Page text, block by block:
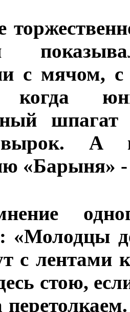
с мячом, с
когда
А
«Барыня»
: «Молодцы
с лентами
стою,